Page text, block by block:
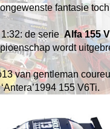
fantasie
de serieAlfa 155
wordt
van gentleman
155 V6Ti.